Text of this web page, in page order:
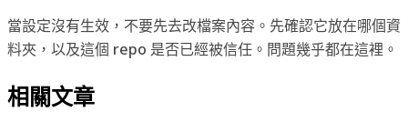
當設定沒有生效，不要先去改檔案內容。先確認它放在哪個資
料夾，以及這個 repo 是否已經被信任。問題幾乎都在這裡。
相關文章